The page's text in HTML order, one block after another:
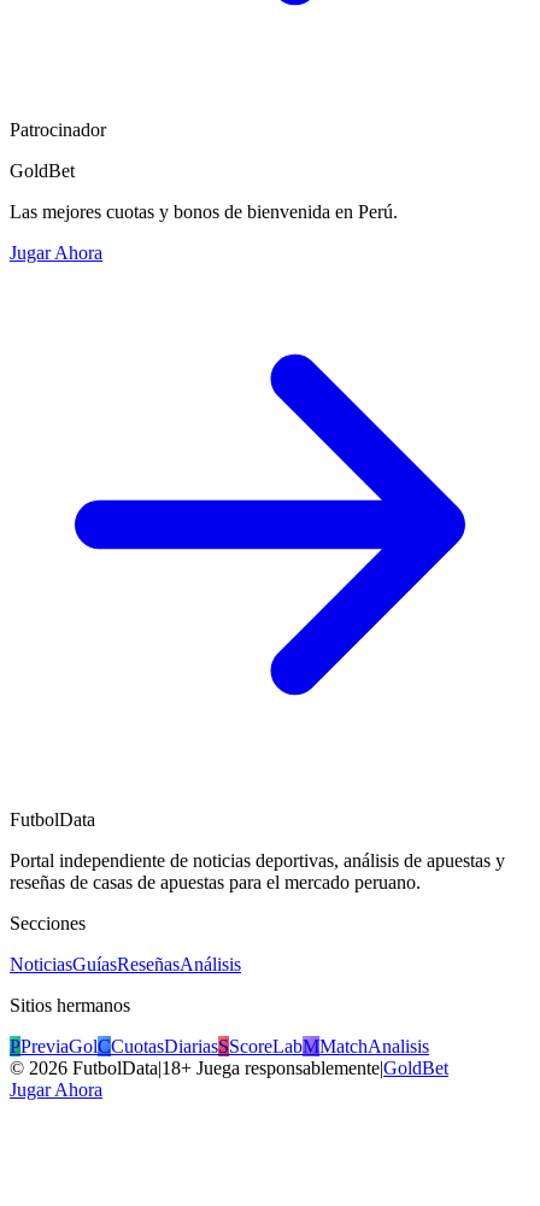
Patrocinador
GoldBet
Las mejores cuotas y bonos de bienvenida en Perú.
Jugar Ahora
FutbolData
Portal independiente de noticias deportivas, análisis de apuestas y
reseñas de casas de apuestas para el mercado peruano.
Secciones
NoticiasGuíasReseñasAnálisis
Sitios hermanos
PPreviaGolCCuotasDiariasSScoreLabMMatchAnalisis
© 2026 FutbolData|18+ Juega responsablemente|GoldBet
Jugar Ahora